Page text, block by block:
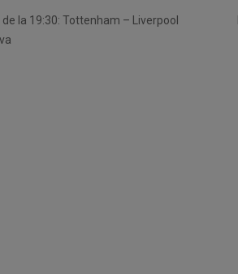
la 19:30: Tottenham – Liverpool